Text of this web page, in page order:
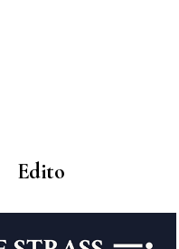
Edito